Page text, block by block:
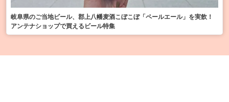
岐阜県のご当地ビール、郡上八幡麦酒こぼこぼ「ペールエール」を実飲！
アンテナショップで買えるビール特集